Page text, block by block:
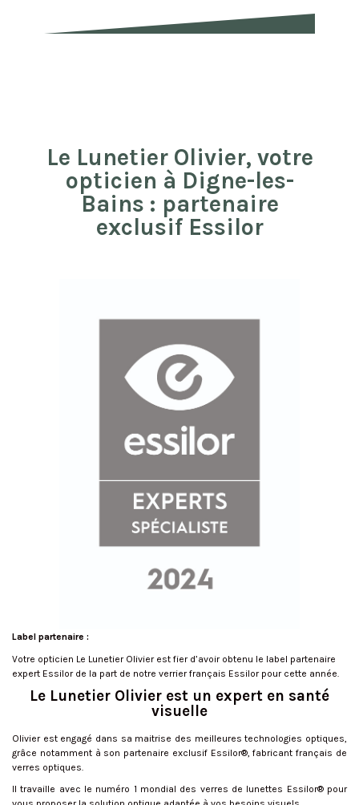
Le Lunetier Olivier, votre
opticien à Digne-les-
Bains : partenaire
exclusif Essilor
Label partenaire :
Votre opticien Le Lunetier Olivier est fier d’avoir obtenu le label partenaire
expert Essilor de la part de notre verrier français Essilor pour cette année.
Le Lunetier Olivier est un expert en santé
visuelle
Olivier est engagé dans sa maitrise des meilleures technologies optiques,
grâce notamment à son partenaire exclusif Essilor®, fabricant français de
verres optiques.
Il travaille avec le numéro 1 mondial des verres de lunettes Essilor® pour